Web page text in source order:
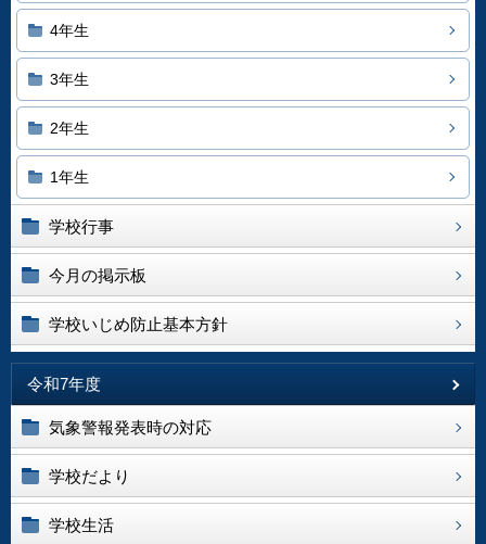
4年生
3年生
2年生
1年生
学校行事
今月の掲示板
学校いじめ防止基本方針
令和7年度
気象警報発表時の対応
学校だより
学校生活